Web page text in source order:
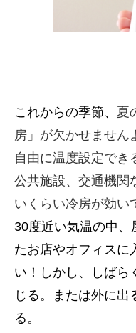
これからの季節、 夏
房」が欠かせません
自由に温度設定でき
公共施設、交通機関
いくらい冷房が効い
30度近い気温の中、
たお店やオフィスに
い！しかし、しばら
じる。または外に
る。